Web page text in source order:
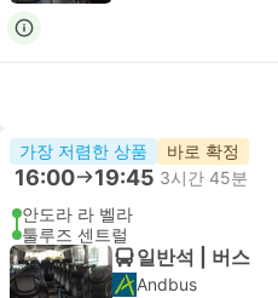
가장 저렴한 상품 바로 확정
16:00 19:45 3시간 45분
안도라 라 벨라
툴루즈 센트럴
일반석 | 버스
Andbus